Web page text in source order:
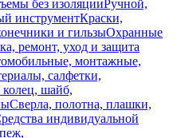
без изоляцииРучной,
инструментКраски,
и гильзыОхранные
ремонт, уход и защита
монтажные,
салфетки,
шайб,
Сверла, полотна, плашки,
индивидуальной